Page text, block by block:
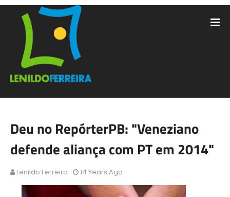
Deu no RepórterPB: "Veneziano
defende aliança com PT em 2014"
Lenildo Ferreira 14 Years Ago